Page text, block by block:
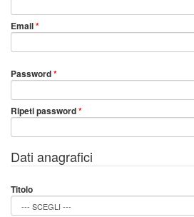
Email*
Password*
Ripeti password*
Dati anagrafici
Titolo